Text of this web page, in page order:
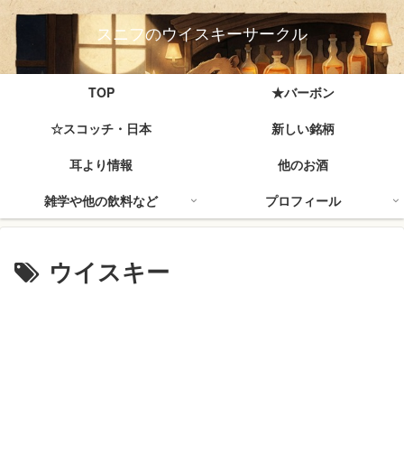
スニフのウイスキーサークル
TOP
★バーボン
☆スコッチ・日本
新しい銘柄
耳より情報
他のお酒
雑学や他の飲料など
プロフィール
ウイスキー